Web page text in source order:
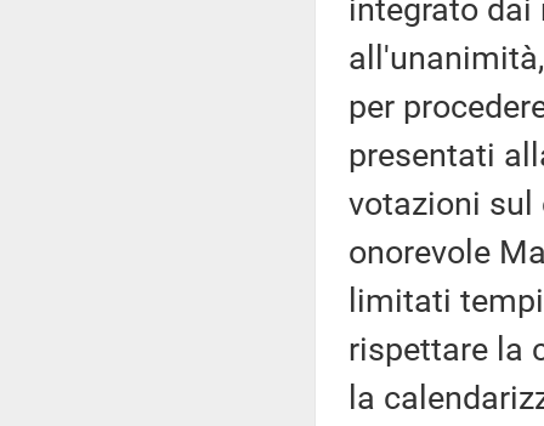
integrato dai
per
presentati
votazioni sul
onorevole
limitati
rispettare la
la